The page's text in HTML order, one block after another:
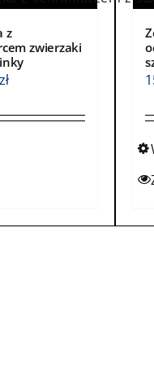
z
zwierzaki
złZakres
od